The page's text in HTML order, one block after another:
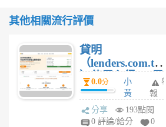
其他相關流行評價
貸明
（lenders.com.tw
）使用心得 — 民
間貸款比較平台
體驗
0.0分
小
黃
蜂
1
舉
報
分享
193點閱
0 評論/給分
0